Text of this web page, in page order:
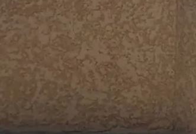
Produits > Habillages extérieur aluminium
Produits > Habillages extérieur aluminium
Produits > Habillages extérieur aluminium
Produits > Habillages extérieur aluminium
Produits > Produits par collection >
Produits > Produits par collection >
Produits > Produits par collection >
Produits > Produits par collection >
Produits > Produits par collection >